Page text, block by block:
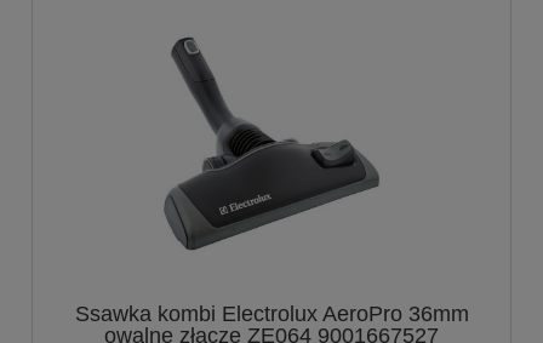
Ssawka kombi Electrolux AeroPro 36mm
owalne złącze ZE064 9001667527